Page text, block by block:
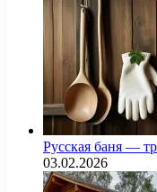
Русская баня —
03.02.2026